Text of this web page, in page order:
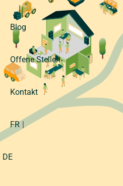
Blog
Offene Stellen
Kontakt
FR
DE